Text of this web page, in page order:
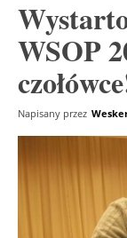
WSOP
Napisany przez